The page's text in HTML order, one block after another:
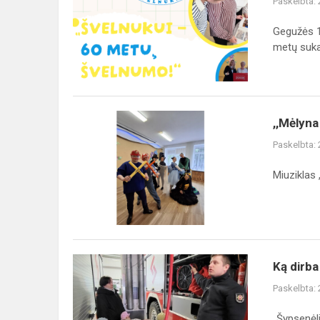
„Švelnukas“
paminėjo
60-
ąjį
jubi...
Gegužės
metų
mažuosius
Paskelbta:
Miuziklas
dirba
žmonės?
Keliaujame
Ką
Paskelbta: